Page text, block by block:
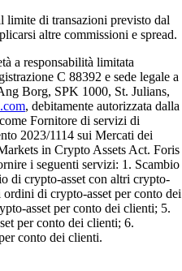
di transazioni previsto dal
altre commissioni e spread.
a responsabilità limitata
C 88392 e sede legale a
Borg, SPK 1000, St. Julians,
, debitamente autorizzata dalla
Fornitore di servizi di
2023/1114 sui Mercati dei
in Crypto Assets Act. Foris
i seguenti servizi: 1. Scambio
di crypto-asset con altri crypto-
di crypto-asset per conto dei
asset per conto dei clienti; 5.
per conto dei clienti; 6.
conto dei clienti.